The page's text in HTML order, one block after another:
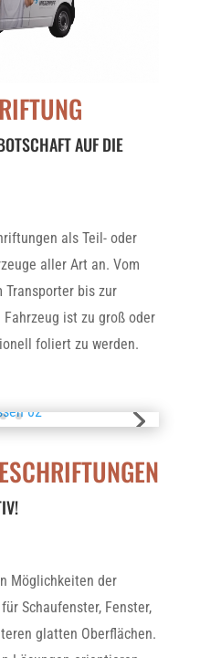
AUF DIE
als Teil- oder
aller Art an. Vom
Transporter bis zur
ist zu groß oder
foliert zu werden.
Möglichkeiten der
Schaufenster, Fenster,
glatten Oberflächen.